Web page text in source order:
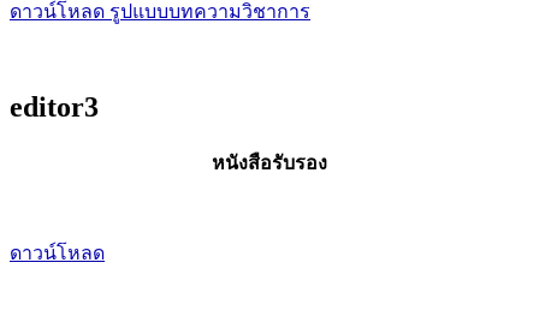
ดาวน์โหลด รูปแบบบทความวิชาการ
editor3
หนังสือรับรอง
ดาวน์โหลด